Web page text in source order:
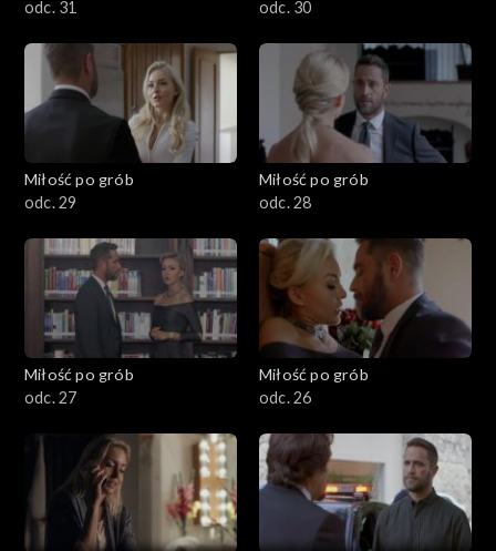
odc. 31
odc. 30
Miłość po grób
odc. 29
Miłość po grób
odc. 28
Miłość po grób
odc. 27
Miłość po grób
odc. 26